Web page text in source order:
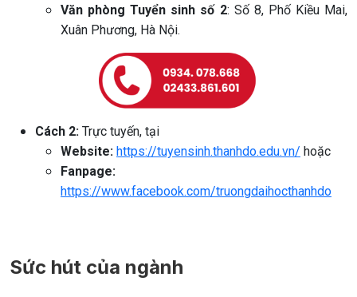
Văn phòng Tuyển sinh số 2: Số 8, Phố Kiều Mai,
Xuân Phương, Hà Nội.
Cách 2: Trực tuyến, tại
Website: https://tuyensinh.thanhdo.edu.vn/ hoặc
Fanpage:
https://www.facebook.com/truongdaihocthanhdo
Sức hút của ngành